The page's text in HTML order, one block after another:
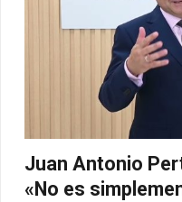
Juan Antonio
«No es